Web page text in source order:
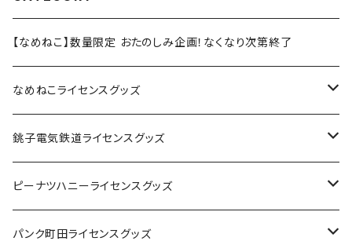
【なめねこ】数量限定 おたのしみ企画！なくなり次第終了
なめねこライセンスグッズ
Tシャツ
キャップ
ステッカー
銚子電気鉄道ライセンスグッズ
ステッカー
缶バッジ
ピーナツハニーライセンスグッズ
Tシャツ
パンク町田ライセンスグッズ